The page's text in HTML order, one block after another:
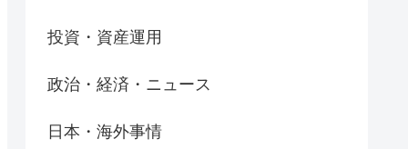
投資・資産運用
政治・経済・ニュース
日本・海外事情